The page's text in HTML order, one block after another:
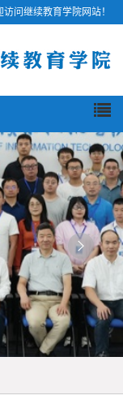
访问继续教育学院网站！